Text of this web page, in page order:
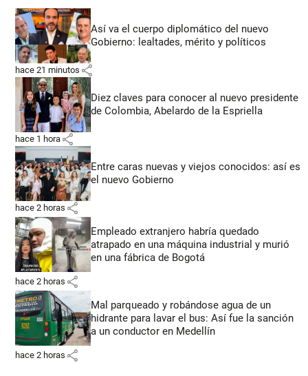
Así va el cuerpo diplomático del nuevo
Gobierno: lealtades, mérito y políticos
hace 21 minutos share
Diez claves para conocer al nuevo presidente
de Colombia, Abelardo de la Espriella
hace 1 hora share
Entre caras nuevas y viejos conocidos: así es
el nuevo Gobierno
hace 2 horas share
Empleado extranjero habría quedado
atrapado en una máquina industrial y murió
en una fábrica de Bogotá
hace 2 horas share
Mal parqueado y robándose agua de un
hidrante para lavar el bus: Así fue la sanción
a un conductor en Medellín
hace 2 horas share